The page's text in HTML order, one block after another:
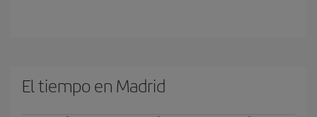
El tiempo en Madrid